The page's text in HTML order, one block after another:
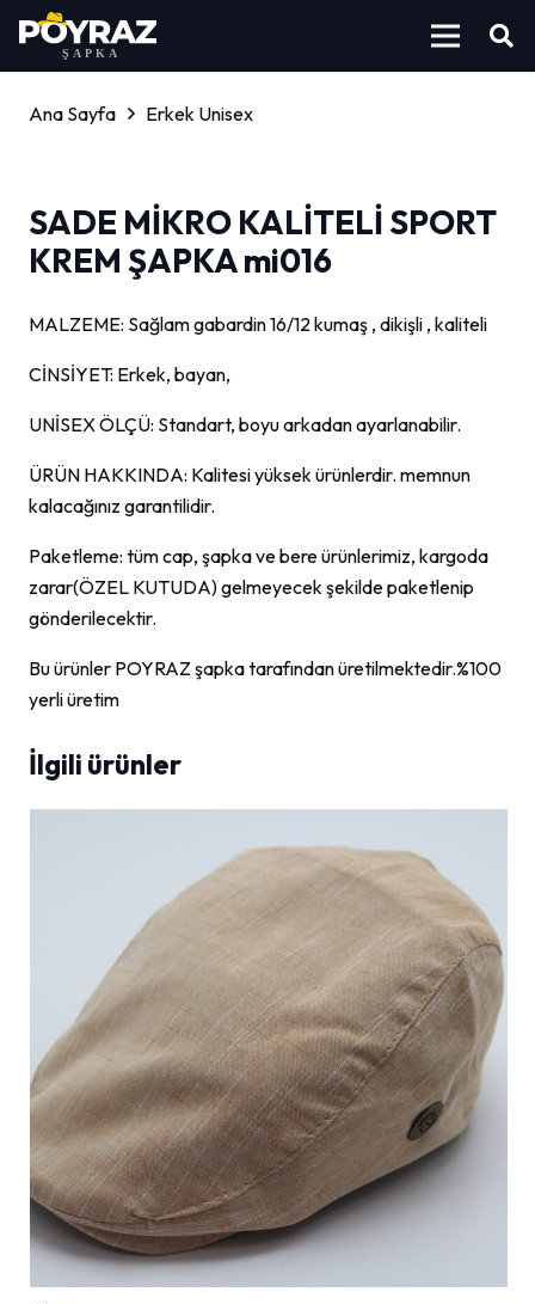
Ana Sayfa Erkek Unisex
SADE MİKRO KALİTELİ SPORT
KREM ŞAPKA mi016
MALZEME: Sağlam gabardin 16/12 kumaş , dikişli , kaliteli
CİNSİYET: Erkek, bayan,
UNİSEX ÖLÇÜ: Standart, boyu arkadan ayarlanabilir.
ÜRÜN HAKKINDA: Kalitesi yüksek ürünlerdir. memnun
kalacağınız garantilidir.
Paketleme: tüm cap, şapka ve bere ürünlerimiz, kargoda
zarar(ÖZEL KUTUDA) gelmeyecek şekilde paketlenip
gönderilecektir.
Bu ürünler POYRAZ şapka tarafından üretilmektedir.%100
yerli üretim
İlgili ürünler